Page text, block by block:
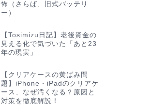
怖（さらば、旧式バッテリ
ー）
【Tosimizu日記】老後資金の
見える化で気づいた「あと23
年の現実」
【クリアケースの黄ばみ問
題】iPhone・iPadのクリアケ
ース、なぜ汚くなる？原因と
対策を徹底解説！